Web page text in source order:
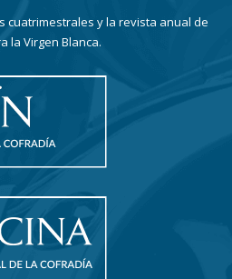
cuatrimestrales y la revista anual de
la Virgen Blanca.